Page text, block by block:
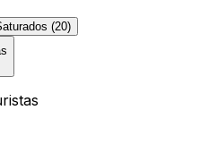
(20)